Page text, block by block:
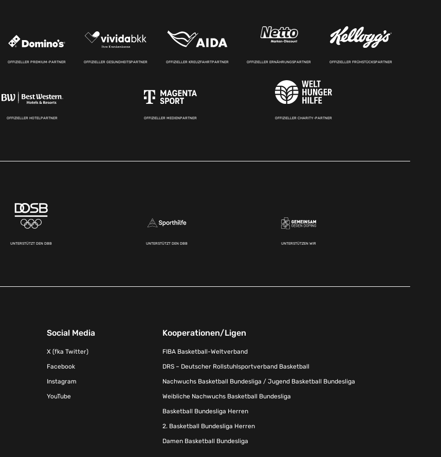
OFFIZIELLER PREMIUM-PARTNER OFFIZIELLER GESUNDHEITSPARTNER OFFIZIELLER KREUZFAHRTPARTNER OFFIZIELLER ERNÄHRUNGSPARTNER OFFIZIELLER FRÜHSTÜCKSPARTNER
OFFIZIELLER HOTELPARTNER OFFIZIELLER MEDIENPARTNER OFFIZIELLER CHARITY-PARTNER
UNTERSTÜTZT DEN DBB UNTERSTÜTZT DEN DBB UNTERSTÜTZEN WIR
Social Media
X (fka Twitter)
Facebook
Instagram
YouTube
Kooperationen/Ligen
FIBA Basketball-Weltverband
DRS – Deutscher Rollstuhlsportverband Basketball
Nachwuchs Basketball Bundesliga / Jugend Basketball Bundesliga
Weibliche Nachwuchs Basketball Bundesliga
Basketball Bundesliga Herren
2. Basketball Bundesliga Herren
Damen Basketball Bundesliga